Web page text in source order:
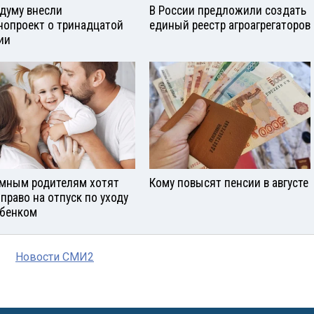
внесли
о тринадцатой
В России предложили создать
единый реестр агроагрегаторов
родителям хотят
на отпуск по уходу
Кому повысят пенсии в августе
Новости СМИ2